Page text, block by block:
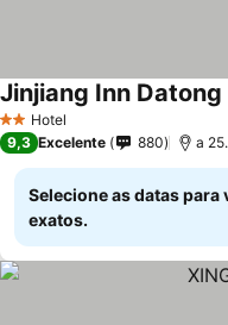
2 Estrelas
Hotel
Jinjiang Inn
9,3 Excelente 880 a
Selecione as datas para
exatos.